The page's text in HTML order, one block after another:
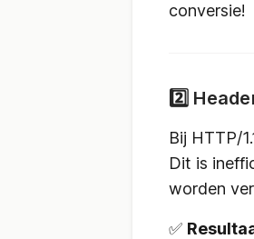
conversie!
2️⃣
Bij HTTP/
Dit is
worden
✅